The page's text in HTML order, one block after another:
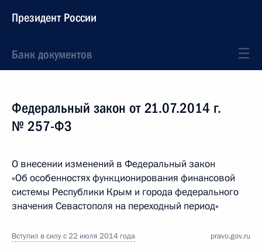
Президент России
Банк документов
Федеральный закон от 21.07.2014 г.
№ 257-ФЗ
О внесении изменений в Федеральный закон
«Об особенностях функционирования финансовой
системы Республики Крым и города федерального
значения Севастополя на переходный период»
Вступил в силу с 22 июля 2014 года pravo.gov.ru